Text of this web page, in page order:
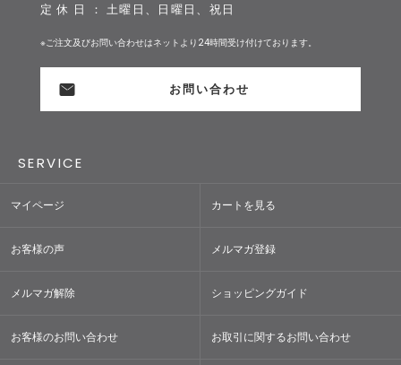
定 休 日 ： 土曜日、日曜日、祝日
※ご注文及びお問い合わせはネットより24時間受け付けております。
お問い合わせ
SERVICE
マイページ カートを見る
お客様の声 メルマガ登録
メルマガ解除 ショッピングガイド
お客様のお問い合わせ お取引に関するお問い合わせ